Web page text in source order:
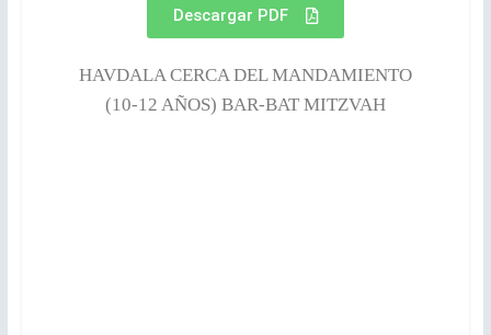
Descargar PDF
HAVDALA CERCA DEL MANDAMIENTO
(10-12 AÑOS) BAR-BAT MITZVAH